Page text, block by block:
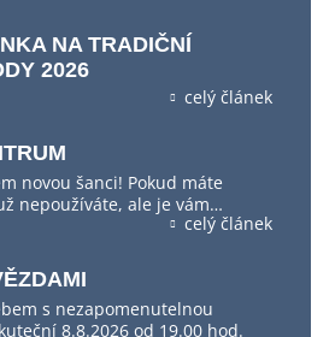
NA TRADIČNÍ
2026
celý článek
novou šanci! Pokud máte
nepoužíváte, ale je vám…
celý článek
s nezapomenutelnou
8.8.2026 od 19.00 hod.